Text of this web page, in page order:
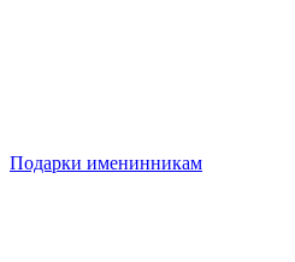
Подарки именинникам